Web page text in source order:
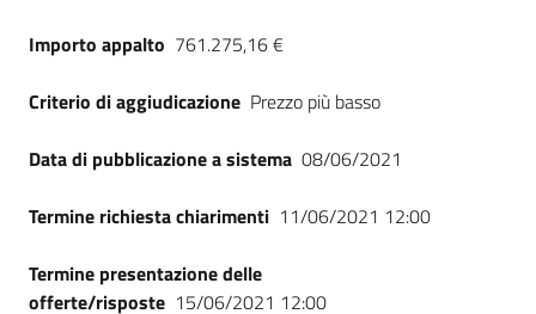
Importo appalto 761.275,16 €
Criterio di aggiudicazione Prezzo più basso
Data di pubblicazione a sistema 08/06/2021
Termine richiesta chiarimenti 11/06/2021 12:00
Termine presentazione delle
offerte/risposte 15/06/2021 12:00